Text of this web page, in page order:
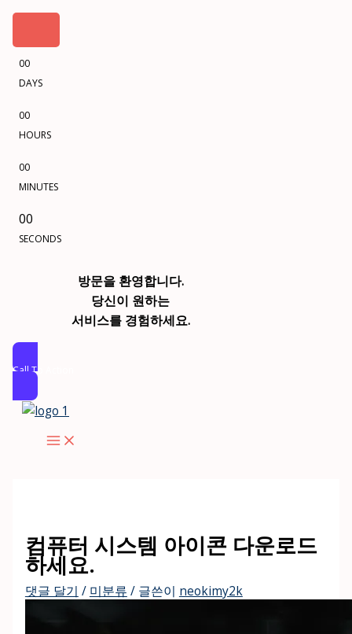
00
DAYS
00
HOURS
00
MINUTES
00
SECONDS
방문을 환영합니다.
당신이 원하는
서비스를 경험하세요.
Call To Action
컴퓨터 시스템 아이콘 다운로드
하세요.
댓글 달기 / 미분류 / 글쓴이 neokimy2k